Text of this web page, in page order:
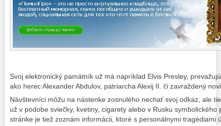
Svoj elektronický pamätník už má napríklad Elvis Presley,
ako herec Alexander Abdulov, patriarcha Alexij II. či zavraždený
Návštevníci môžu na nástenke zosnulého nechať svoj odkaz, ale
už v podobe sviečky, kvetiny, cigarety alebo v Rusku
stránke je tiež zoznám informácii, ktoré s personálnymi tragédiami